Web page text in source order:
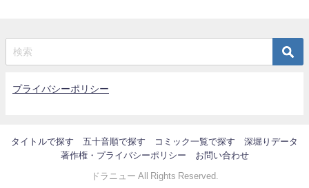
プライバシーポリシー
タイトルで探す 五十音順で探す コミック一覧で探す
深堀りデータ
著作権・プライバシーポリシー
お問い合わせ
ドラニュー All Rights Reserved.